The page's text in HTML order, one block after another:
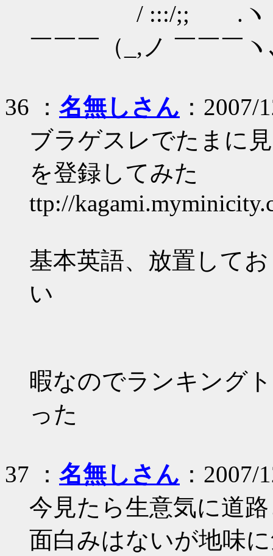
/ :::/;; .ヽ ヽ
￣￣￣（_,ノ ￣￣￣
36 ： 名無しさん ：
ブラゲスレでたまに
を登録してみた
ttp://
基本英語、放置して
い
暇なのでランキング
った
37 ： 名無しさん ：
今見たら生意気に道
面白みはないが地味